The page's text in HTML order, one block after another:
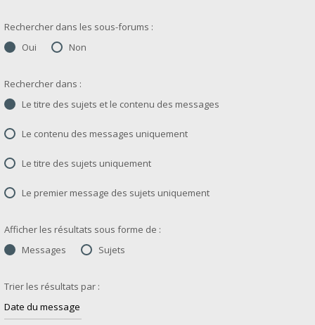
Rechercher dans les sous-forums :
Oui
Non
Rechercher dans :
Le titre des sujets et le contenu des messages
Le contenu des messages uniquement
Le titre des sujets uniquement
Le premier message des sujets uniquement
Afficher les résultats sous forme de :
Messages
Sujets
Trier les résultats par :